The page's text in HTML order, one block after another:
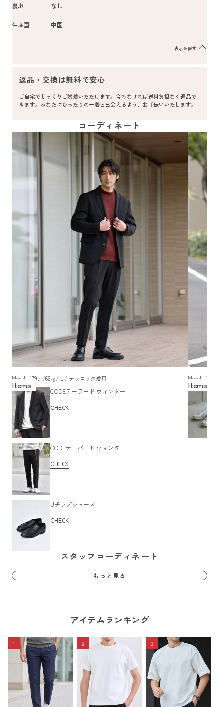
裏地 なし
生産国 中国
表示を隠す
返品・交換は無料で安心
ご自宅でじっくりご試着いただけます。合わなければ送料負担なく返品で
きます。あなたにぴったりの一着と出会えるよう、お手伝いいたします。
コーディネート
Model : 179㎝/66㎏/ L / テラコッタ着用
CODEテーラード ウィンター
CHECK
CODEテーパード ウィンター
CHECK
Uチップシューズ
CHECK
Model : 179
スタッフコーディネート
もっと見る
アイテムランキング
1 2 3